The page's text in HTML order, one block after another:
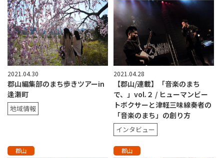
2021.04.30
郡山編集部のまち歩きツアーin
逢瀬町
地域情報
2021.04.28
【郡山/連載】「音楽のまち
で、」vol.２ / ヒューマンビー
トボクサーと津軽三味線奏者の
「音楽のまち」の創り方
インタビュー
郡山 郡山